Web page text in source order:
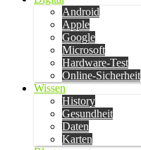
Android
Apple
Google
Microsoft
Hardware-Test
Online-Sicherheit
Wissen
History
Gesundheit
Daten
Karten